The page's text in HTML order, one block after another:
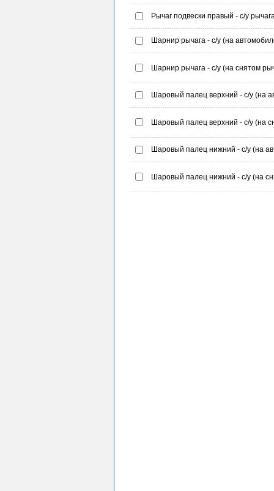
Рычаг подвески правый - с/у
Шарнир рычага - с/у (на
Шарнир рычага - с/у (на снятом
Шаровый палец верхний - с/у (на
Шаровый палец верхний - с/у (на
Шаровый палец нижний - с/у (на
Шаровый палец нижний - с/у (на